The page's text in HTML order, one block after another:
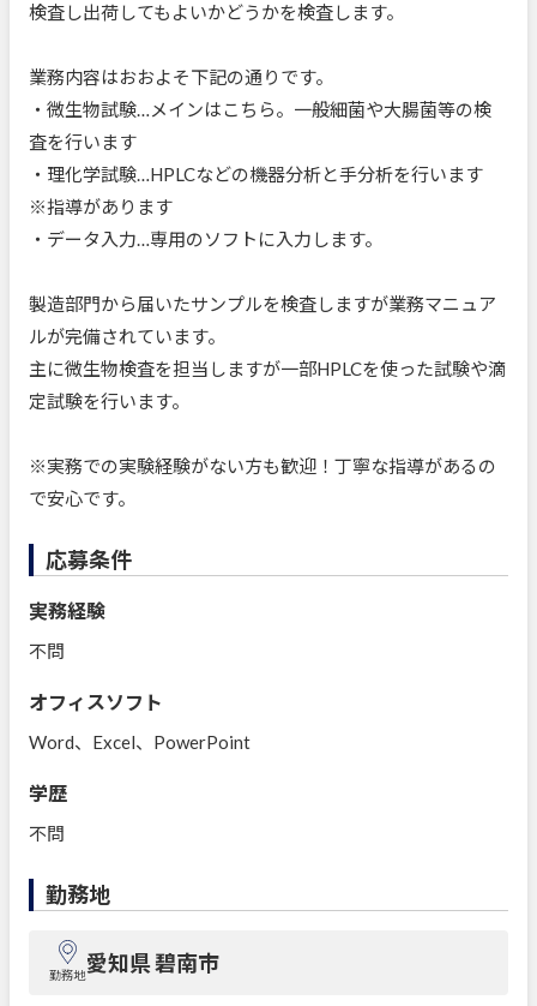
検査し出荷してもよいかどうかを検査します。
業務内容はおおよそ下記の通りです。
・微生物試験…メインはこちら。一般細菌や大腸菌等の検
査を行います
・理化学試験…HPLCなどの機器分析と手分析を行います
※指導があります
・データ入力…専用のソフトに入力します。
製造部門から届いたサンプルを検査しますが業務マニュア
ルが完備されています。
主に微生物検査を担当しますが一部HPLCを使った試験や滴
定試験を行います。
※実務での実験経験がない方も歓迎！丁寧な指導があるの
で安心です。
応募条件
実務経験
不問
オフィスソフト
Word、Excel、PowerPoint
学歴
不問
勤務地
勤務地愛知県 碧南市